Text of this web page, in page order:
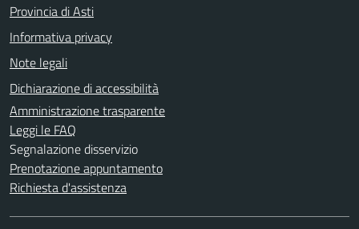
Provincia di Asti
Informativa privacy
Note legali
Dichiarazione di accessibilità
Amministrazione trasparente
Leggi le FAQ
Segnalazione disservizio
Prenotazione appuntamento
Richiesta d'assistenza